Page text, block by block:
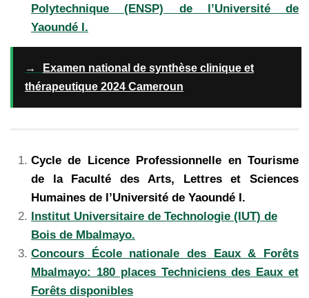
Polytechnique (ENSP) de l’Université de
Yaoundé I.
→
Examen national de synthèse clinique et
thérapeutique 2024 Cameroun
Cycle de Licence Professionnelle en Tourisme
de la Faculté des Arts, Lettres et Sciences
Humaines de l’Université de Yaoundé I.
Institut Universitaire de Technologie (IUT) de
Bois de Mbalmayo.
Concours École nationale des Eaux & Forêts
Mbalmayo: 180 places Techniciens des Eaux et
Forêts disponibles